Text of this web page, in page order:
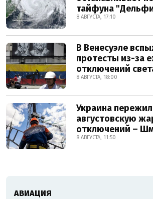
тайфуна
8 АВГУСТА, 17:10
В Венесуэле
протесты из-за
отключений
8 АВГУСТА, 18:00
Украина
августовскую
отключений –
8 АВГУСТА, 11:50
АВИАЦИЯ